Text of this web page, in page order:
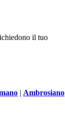
il tuo
| Ambrosiano